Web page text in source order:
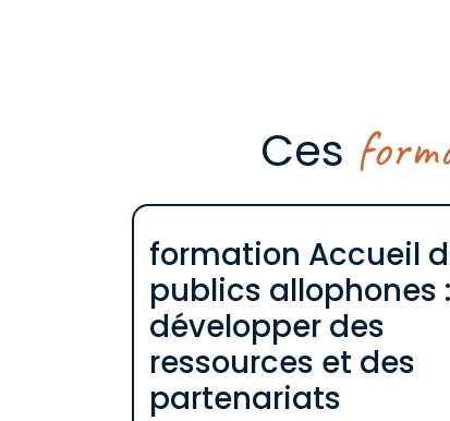
Ces
formation Accueil
publics allophones :
développer des
ressources et des
partenariats